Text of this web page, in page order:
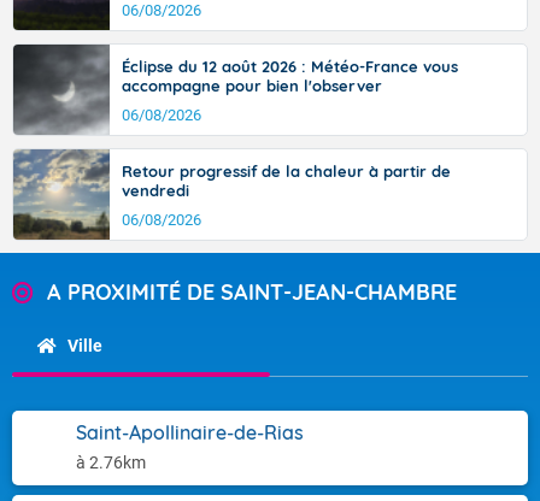
06/08/2026
Éclipse du 12 août 2026 : Météo-France vous
accompagne pour bien l'observer
06/08/2026
Retour progressif de la chaleur à partir de
vendredi
06/08/2026
A PROXIMITÉ DE SAINT-JEAN-CHAMBRE
Ville
Saint-Apollinaire-de-Rias
à 2.76km